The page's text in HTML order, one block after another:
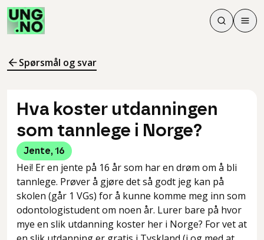
Søk
Søk
Meny
Spørsmål og svar
Hva koster utdanningen
som tannlege i Norge?
Jente, 16
Hei! Er en jente på 16 år som har en drøm om å bli
tannlege. Prøver å gjøre det så godt jeg kan på
skolen (går 1 VGs) for å kunne komme meg inn som
odontologistudent om noen år. Lurer bare på hvor
mye en slik utdanning koster her i Norge? For vet at